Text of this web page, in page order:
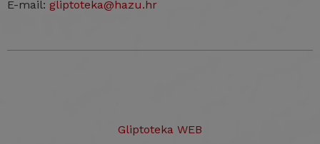
E-mail: gliptoteka@hazu.hr
Gliptoteka WEB